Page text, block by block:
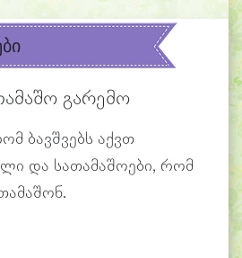
გარემო
ბავშვებს აქვთ
და სათამაშოები, რომ